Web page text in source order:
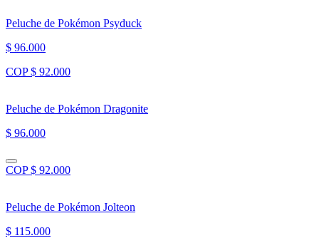
Peluche de Pokémon Psyduck
$ 96.000
COP $ 92.000
Peluche de Pokémon Dragonite
$ 96.000
COP $ 92.000
Peluche de Pokémon Jolteon
$ 115.000